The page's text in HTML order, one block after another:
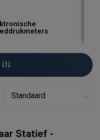
Statief -